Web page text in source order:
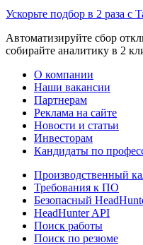
Ускорьте подбор в 2 раза с
Автоматизируйте сбор
собирайте аналитику в 2
О компании
Наши вакансии
Партнерам
Реклама на сайте
Новости и статьи
Инвесторам
Кандидаты по
Производственный
Требования к ПО
Безопасный
HeadHunter API
Поиск работы
Поиск по резюме